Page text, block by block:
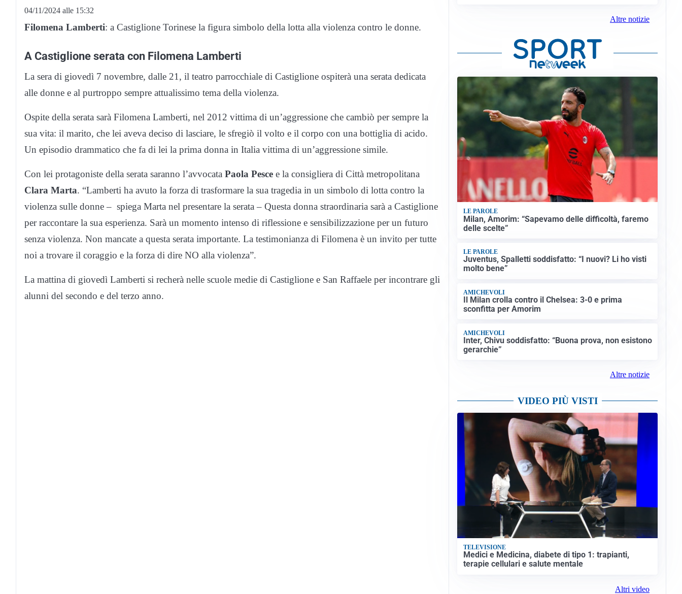
04/11/2024 alle 15:32
Filomena Lamberti: a Castiglione Torinese la figura simbolo della lotta alla violenza contro le donne.
A Castiglione serata con Filomena Lamberti
La sera di giovedì 7 novembre, dalle 21, il teatro parrocchiale di Castiglione ospiterà una serata dedicata
alle donne e al purtroppo sempre attualissimo tema della violenza.
Ospite della serata sarà Filomena Lamberti, nel 2012 vittima di un’aggressione che cambiò per sempre la
sua vita: il marito, che lei aveva deciso di lasciare, le sfregiò il volto e il corpo con una bottiglia di acido.
Un episodio drammatico che fa di lei la prima donna in Italia vittima di un’aggressione simile.
Con lei protagoniste della serata saranno l’avvocata Paola Pesce e la consigliera di Città metropolitana
Clara Marta. “Lamberti ha avuto la forza di trasformare la sua tragedia in un simbolo di lotta contro la
violenza sulle donne – spiega Marta nel presentare la serata – Questa donna straordinaria sarà a Castiglione
per raccontare la sua esperienza. Sarà un momento intenso di riflessione e sensibilizzazione per un futuro
senza violenza. Non mancate a questa serata importante. La testimonianza di Filomena è un invito per tutte
noi a trovare il coraggio e la forza di dire NO alla violenza”.
La mattina di giovedì Lamberti si recherà nelle scuole medie di Castiglione e San Raffaele per incontrare gli
alunni del secondo e del terzo anno.
Altre notizie
LE PAROLE
Milan, Amorim: “Sapevamo delle difficoltà, faremo
delle scelte”
LE PAROLE
Juventus, Spalletti soddisfatto: “I nuovi? Li ho visti
molto bene”
AMICHEVOLI
Il Milan crolla contro il Chelsea: 3-0 e prima
sconfitta per Amorim
AMICHEVOLI
Inter, Chivu soddisfatto: “Buona prova, non esistono
gerarchie”
Altre notizie
VIDEO PIÙ VISTI
TELEVISIONE
Medici e Medicina, diabete di tipo 1: trapianti,
terapie cellulari e salute mentale
Altri video